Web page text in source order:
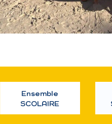
Ensemble
SCOLAIRE